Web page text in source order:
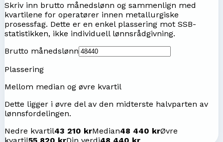
Skriv inn brutto månedslønn og sammenlign med
kvartilene for operatører innen metallurgiske
prosessfag. Dette er en enkel plassering mot SSB-
statistikken, ikke individuell lønnsrådgivning.
Brutto månedslønn
Plassering
Mellom median og øvre kvartil
Dette ligger i øvre del av den midterste halvparten av
lønnsfordelingen.
Nedre kvartil43 210 krMedian48 440 krØvre